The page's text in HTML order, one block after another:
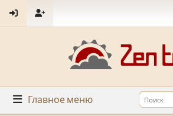
Главное меню